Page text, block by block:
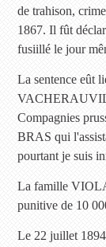
de trahison,
1867. Il fût
fusiillé le jour
La sentence eût
Compagnies
BRAS qui
pourtant je suis
La famille
punitive de 10
Le 22 juillet